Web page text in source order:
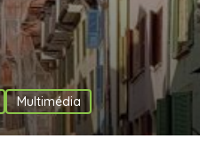
Multimédia